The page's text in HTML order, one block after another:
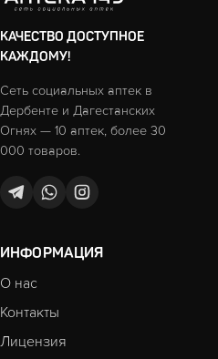
КАЧЕСТВО ДОСТУПНОЕ
КАЖДОМУ!
Сеть социальных аптек в
Дербенте и Дагестанских
Огнях — 10 аптек, более 30
000 товаров.
ИНФОРМАЦИЯ
О нас
Контакты
Лицензия